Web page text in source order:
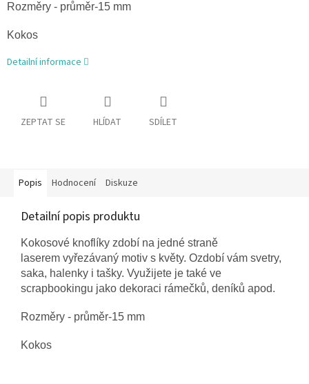
Rozměry - průměr-15 mm
Kokos
Detailní informace
ZEPTAT SE HLÍDAT SDÍLET
Popis Hodnocení Diskuze
Detailní popis produktu
Kokosové knoflíky zdobí na jedné straně
laserem vyřezávaný motiv s květy. Ozdobí vám svetry,
saka, halenky i tašky. Využijete je také ve
scrapbookingu jako dekoraci rámečků, deníků apod.
Rozměry - průměr-15 mm
Kokos